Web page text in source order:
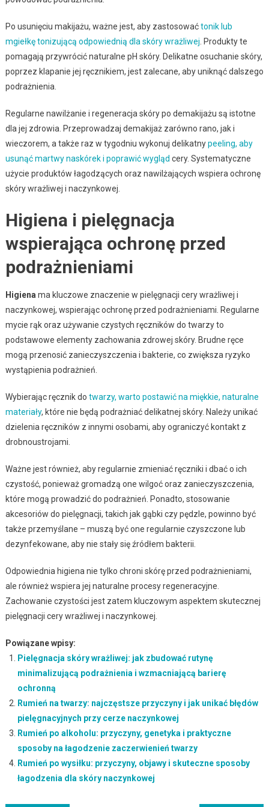
Po usunięciu makijażu, ważne jest, aby zastosowaćtonik lub
mgiełkę tonizującą odpowiednią dla skóry wrażliwej . Produkty te
pomagają przywrócić naturalne pH skóry. Delikatne osuchanie skóry,
poprzez klapanie jej ręcznikiem, jest zalecane, aby uniknąć dalszego
podrażnienia.
Regularne nawilżanie i regeneracja skóry po demakijażu są istotne
dla jej zdrowia. Przeprowadzaj demakijaż zarówno rano, jak i
wieczorem, a także raz w tygodniu wykonuj delikatnypeeling, aby
usunąć martwy naskórek i poprawić wygląd cery. Systematyczne
użycie produktów łagodzących oraz nawilżających wspiera ochronę
skóry wrażliwej i naczynkowej.
Higiena i pielęgnacja
wspierająca ochronę przed
podrażnieniami
Higiena ma kluczowe znaczenie w pielęgnacji cery wrażliwej i
naczynkowej, wspierając ochronę przed podrażnieniami. Regularne
mycie rąk oraz używanie czystych ręczników do twarzy to
podstawowe elementy zachowania zdrowej skóry. Brudne ręce
mogą przenosić zanieczyszczenia i bakterie, co zwiększa ryzyko
wystąpienia podrażnień.
Wybierając ręcznik do twarzy, warto postawić na miękkie, naturalne
materiały, które nie będą podrażniać delikatnej skóry. Należy unikać
dzielenia ręczników z innymi osobami, aby ograniczyć kontakt z
drobnoustrojami.
Ważne jest również, aby regularnie zmieniać ręczniki i dbać o ich
czystość, ponieważ gromadzą one wilgoć oraz zanieczyszczenia,
które mogą prowadzić do podrażnień. Ponadto, stosowanie
akcesoriów do pielęgnacji, takich jak gąbki czy pędzle, powinno być
także przemyślane – muszą być one regularnie czyszczone lub
dezynfekowane, aby nie stały się źródłem bakterii.
Odpowiednia higiena nie tylko chroni skórę przed podrażnieniami,
ale również wspiera jej naturalne procesy regeneracyjne.
Zachowanie czystości jest zatem kluczowym aspektem skutecznej
pielęgnacji cery wrażliwej i naczynkowej.
Powiązane wpisy:
Pielęgnacja skóry wrażliwej: jak zbudować rutynę
minimalizującą podrażnienia i wzmacniającą barierę
ochronną
Rumień na twarzy: najczęstsze przyczyny i jak unikać błędów
pielęgnacyjnych przy cerze naczynkowej
Rumień po alkoholu: przyczyny, genetyka i praktyczne
sposoby na łagodzenie zaczerwienień twarzy
Rumień po wysiłku: przyczyny, objawy i skuteczne sposoby
łagodzenia dla skóry naczynkowej